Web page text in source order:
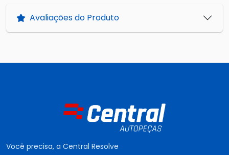
Avaliações do Produto
Você precisa, a Central Resolve